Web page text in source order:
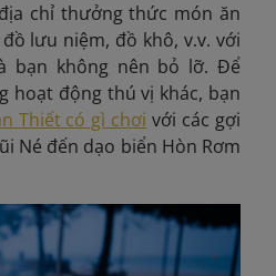
chỉ thưởng thức món ăn
lưu niệm, đồ khô, v.v. với
bạn không nên bỏ lỡ. Để
hoạt động thú vị khác, bạn
Thiết có gì chơi với các gợi
Né đến dạo biển Hòn Rơm